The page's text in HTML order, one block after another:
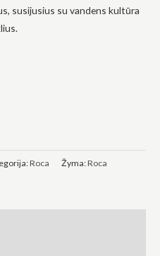
susijusius su vandens kultūra
Roca Žyma:Roca